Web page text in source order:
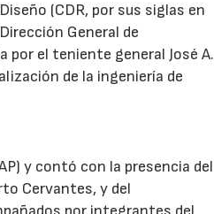
(CDR, por sus siglas en
General de
por el teniente general José A.
de la ingeniería de
y contó con la presencia del
Cervantes, y del